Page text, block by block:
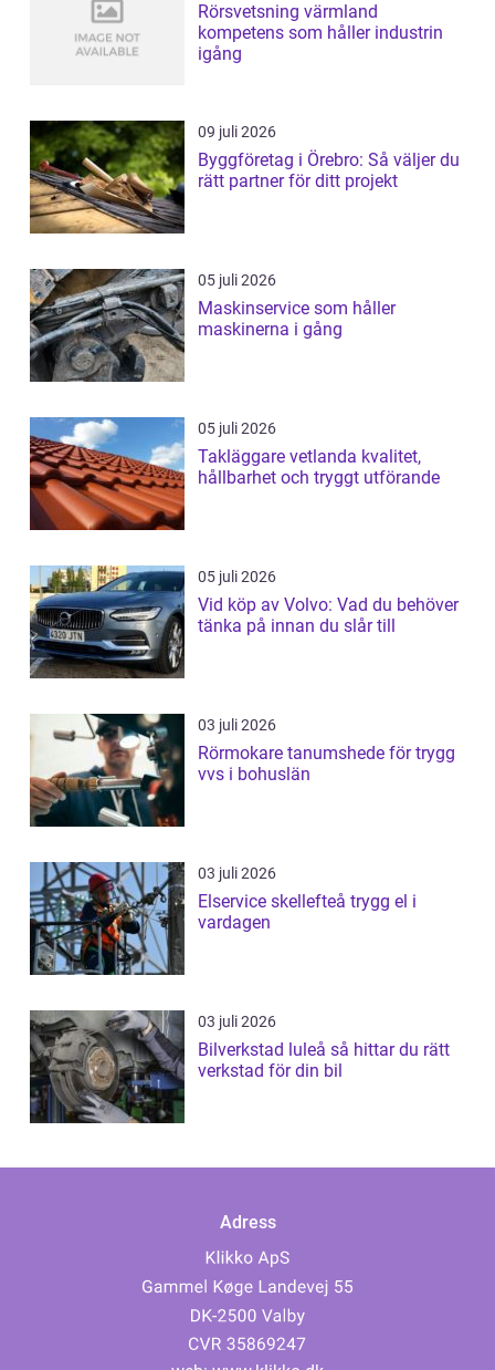
Rörsvetsning värmland
kompetens som håller industrin
igång
09 juli 2026
Byggföretag i Örebro: Så väljer du
rätt partner för ditt projekt
05 juli 2026
Maskinservice som håller
maskinerna i gång
05 juli 2026
Takläggare vetlanda kvalitet,
hållbarhet och tryggt utförande
05 juli 2026
Vid köp av Volvo: Vad du behöver
tänka på innan du slår till
03 juli 2026
Rörmokare tanumshede för trygg
vvs i bohuslän
03 juli 2026
Elservice skellefteå trygg el i
vardagen
03 juli 2026
Bilverkstad luleå så hittar du rätt
verkstad för din bil
Adress